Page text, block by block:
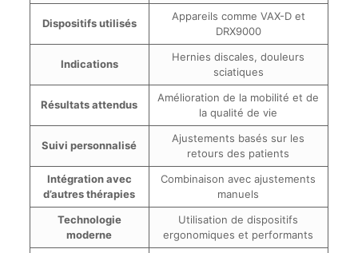
Dispositifs utilisés
Appareils comme VAX-D et
DRX9000
Indications
Hernies discales, douleurs
sciatiques
Résultats attendus
Amélioration de la mobilité et de
la qualité de vie
Suivi personnalisé
Ajustements basés sur les
retours des patients
Intégration avec
d’autres thérapies
Combinaison avec ajustements
manuels
Technologie
moderne
Utilisation de dispositifs
ergonomiques et performants